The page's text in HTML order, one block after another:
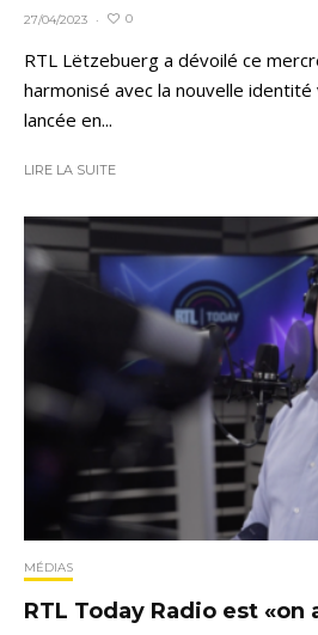
27/04/2023 · 0
RTL Lëtzebuerg a dévoilé ce
harmonisé avec la nouvelle
lancée en...
LIRE LA SUITE
MÉDIAS
RTL Today Radio est «on